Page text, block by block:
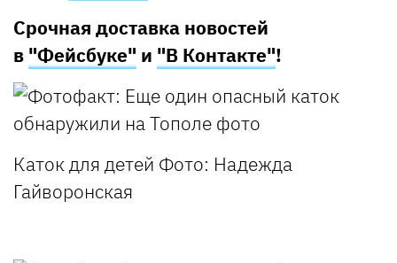
Срочная доставка новостей
в "Фейсбуке" и "В Контакте"!
Каток для детей Фото: Надежда
Гайворонская